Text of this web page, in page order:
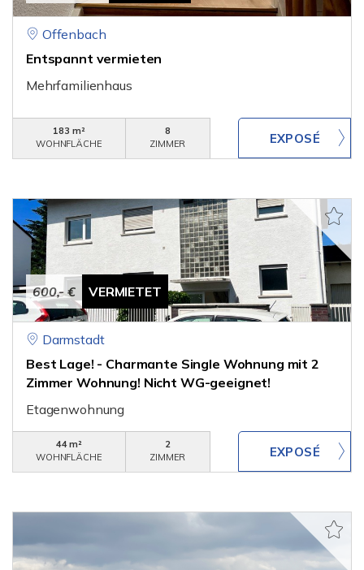
Offenbach
Entspannt vermieten
Mehrfamilienhaus
183 m²
WOHNFLÄCHE
8
ZIMMER
600,- € VERMIETET
Darmstadt
Best Lage! - Charmante Single Wohnung mit 2
Zimmer Wohnung! Nicht WG-geeignet!
Etagenwohnung
44 m²
WOHNFLÄCHE
2
ZIMMER